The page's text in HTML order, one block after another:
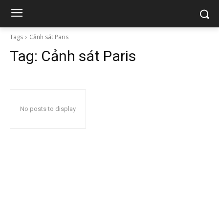
Tags Cảnh sát Paris
Tag: Cảnh sát Paris
No posts to display